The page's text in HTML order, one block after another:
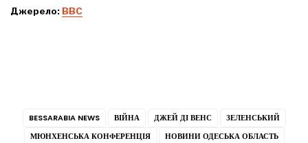
Джерело: ВВС
BESSARABIA NEWS ВІЙНА ДЖЕЙ ДІ ВЕНС
ЗЕЛЕНСЬКИЙ
МЮНХЕНСЬКА КОНФЕРЕНЦІЯ
НОВИНИ ОДЕСЬКА ОБЛАСТЬ